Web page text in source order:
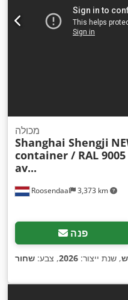
Roosendaal 3,373 km
מכולה
Shanghai Shengji
container / RAL
av...
פנה
, שנת ייצור: 2026, צבע: שחור